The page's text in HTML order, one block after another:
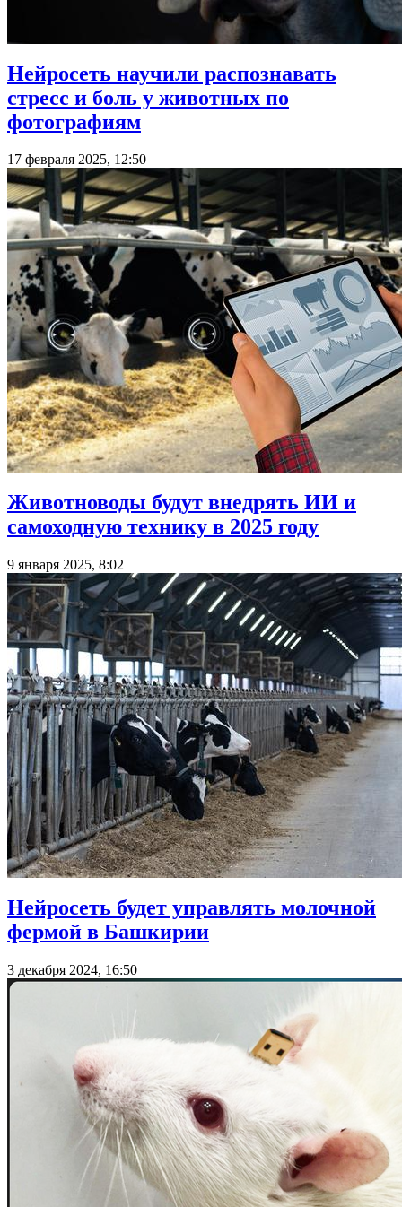
Нейросеть научили распознавать
стресс и боль у животных по
фотографиям
17 февраля 2025, 12:50
Животноводы будут внедрять ИИ и
самоходную технику в 2025 году
9 января 2025, 8:02
Нейросеть будет управлять молочной
фермой в Башкирии
3 декабря 2024, 16:50